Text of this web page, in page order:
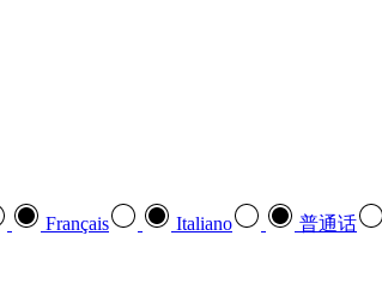
Français Italiano 普通话